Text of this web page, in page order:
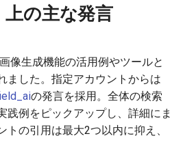
2026-07-02
2026-07-01
2026-06-30
2026-06-29
2025-12-16
2025-12-15
2025-12-14
2025-12-13
2026-07-02
2026-07-01
2026-06-30
2026-06-29
2025-12-16
2025-12-15
2025-12-14
2025-12-13
2026-03-29
2026-03-22
2026-03-15
2026-03-08
2025-09-28
2025-09-24
2025-09-21
2025-09-19
2026-03-29
2026-03-22
2026-03-15
2026-03-08
2026-03-29
2026-03-22
2026-03-15
2026-03-08
2026-03-29
2026-03-22
2026-03-15
2026-03-08
2025-09-23
2026-03-22
2026-03-15
2026-03-08
2026-03-01
2026-07-01
2026-06-30
2026-06-28
2026-06-26
2025-12-16
2025-12-15
2025-12-14
2025-12-13
2026-03-29
2026-03-22
2026-03-15
2026-03-08
2026-07-01
2026-06-30
2026-06-29
2026-06-28
2026-06-29
2026-06-28
2026-06-25
2026-06-24
2026-03-30
の主な発言
像生成機能の活用例やツールと
ました。指定アカウントからは
の発言を採用。全体の検索
践例をピックアップし、詳細にま
トの引用は最大2つ以内に抑え、